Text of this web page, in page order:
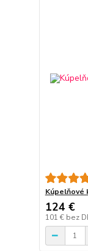
Kúpelňové
124 €
101 € bez